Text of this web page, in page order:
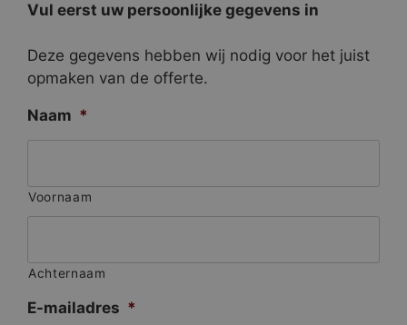
Vul eerst uw persoonlijke gegevens in
Deze gegevens hebben wij nodig voor het juist
opmaken van de offerte.
Naam *
Voornaam
Achternaam
E-mailadres *